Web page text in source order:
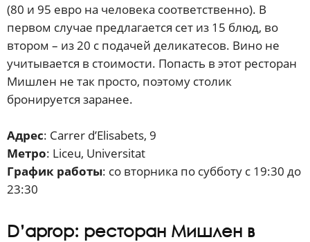
(80 и 95 евро на человека соответственно). В
первом случае предлагается сет из 15 блюд, во
втором – из 20 с подачей деликатесов. Вино не
учитывается в стоимости. Попасть в этот ресторан
Мишлен не так просто, поэтому столик
бронируется заранее.
Адрес: Carrer d’Elisabets, 9
Метро: Liceu, Universitat
График работы: со вторника по субботу с 19:30 до
23:30
D’aprop: ресторан Мишлен в